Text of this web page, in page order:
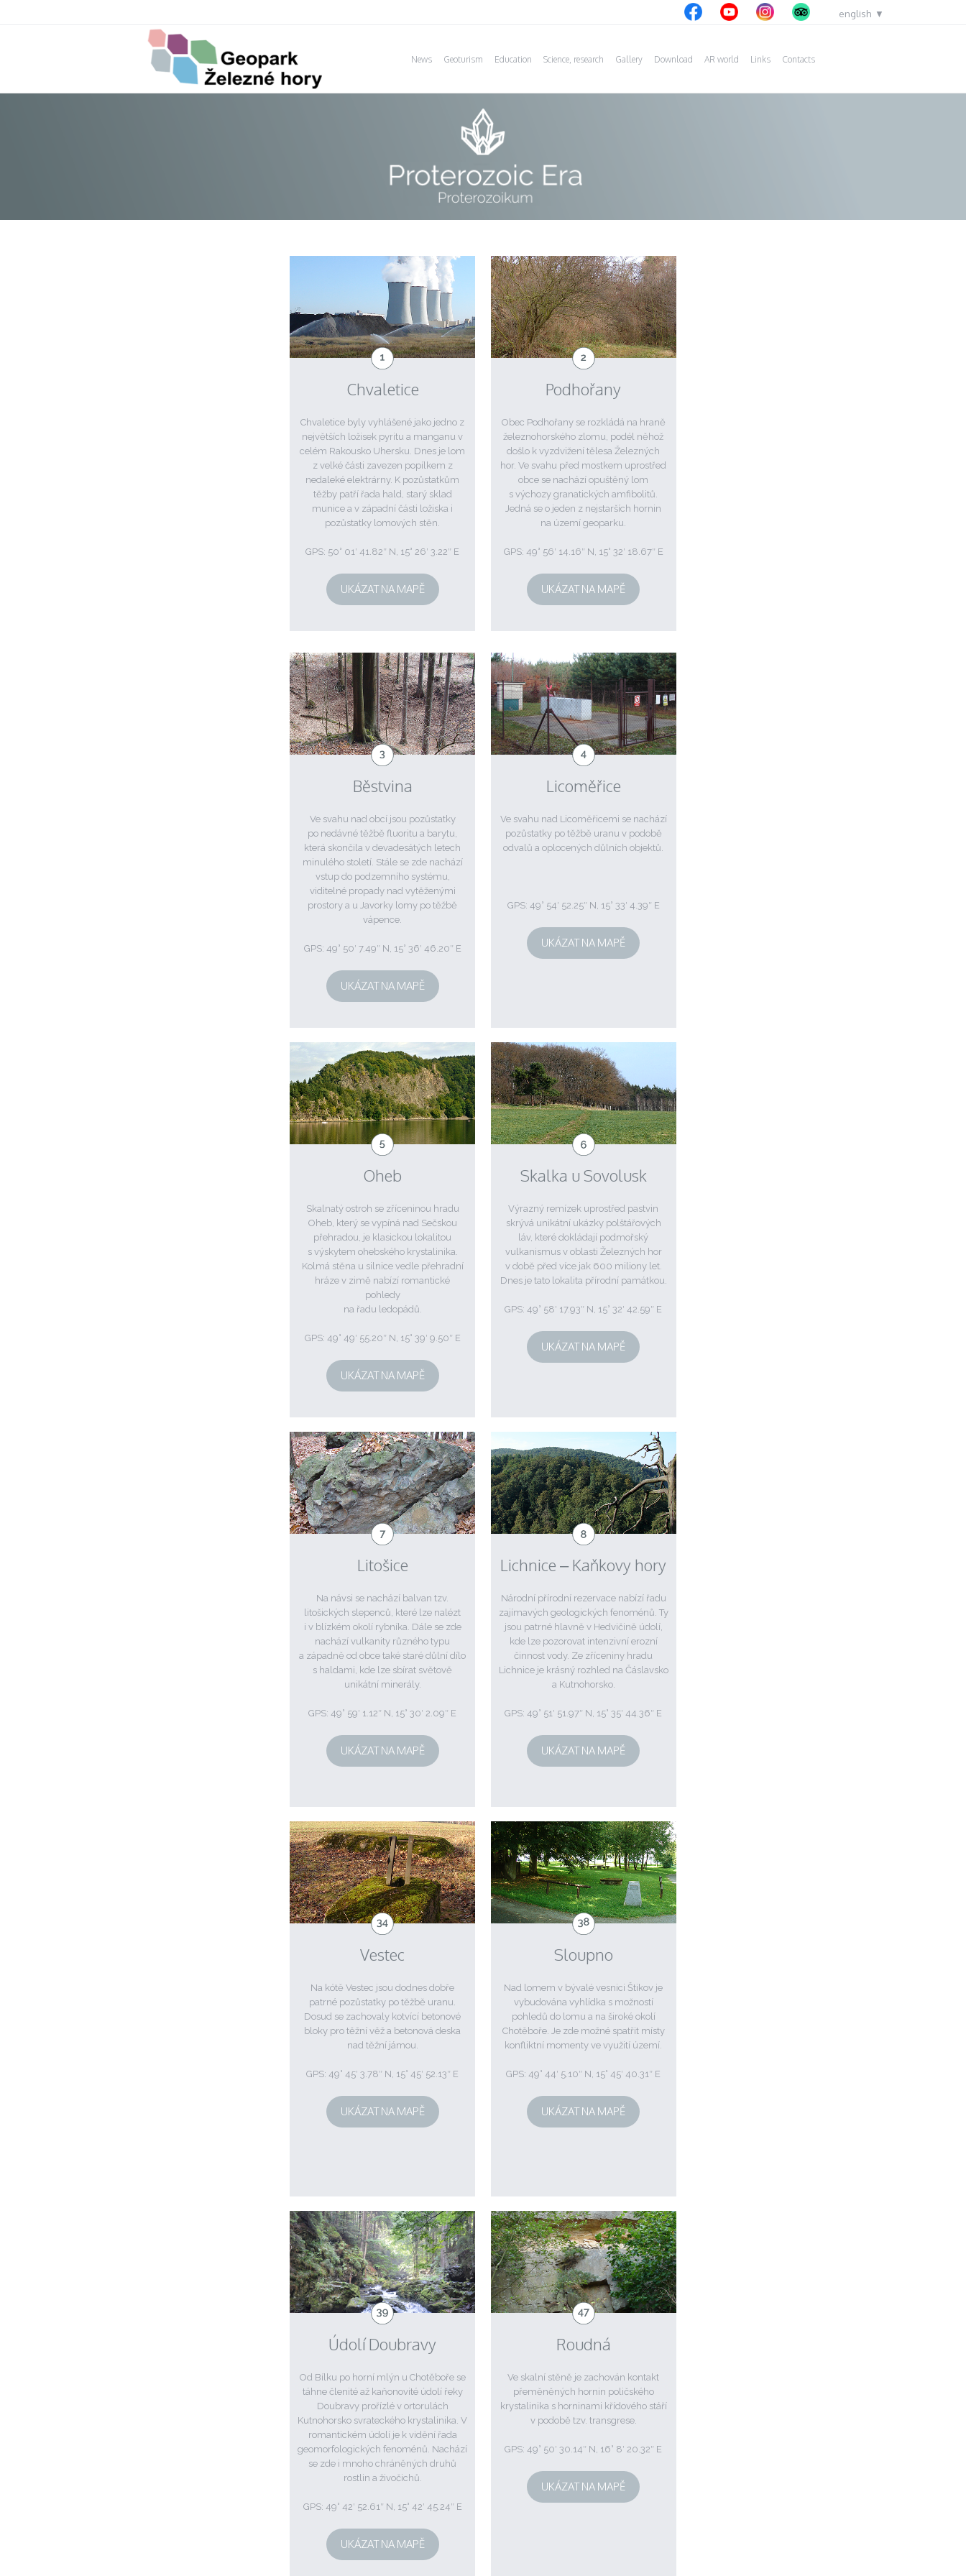
english
News Geoturism Education Science, research Gallery Download AR world Links Contacts
Chvaletice
Chvaletice byly vyhlášené jako jedno z
největších ložisek pyritu a manganu v
celém Rakousko Uhersku. Dnes je lom
z velké části zavezen popílkem z
nedaleké elektrárny. K pozůstatkům
těžby patří řada hald, starý sklad
munice a v západní části ložiska i
pozůstatky lomových stěn.
GPS: 50° 01′ 41.82″ N, 15° 26′ 3.22″ E
UKÁZAT NA MAPĚ
Podhořany
Obec Podhořany se rozkládá na hraně
železnohorského zlomu, podél něhož
došlo k vyzdvižení tělesa Železných
hor. Ve svahu před mostkem uprostřed
obce se nachází opuštěný lom
s výchozy granatických amfibolitů.
Jedná se o jeden z nejstarších hornin
na území geoparku.
GPS: 49° 56′ 14.16″ N, 15° 32′ 18.67″ E
UKÁZAT NA MAPĚ
Běstvina
Ve svahu nad obcí jsou pozůstatky
po nedávné těžbě fluoritu a barytu,
která skončila v devadesátých letech
minulého století. Stále se zde nachází
vstup do podzemního systému,
viditelné propady nad vytěženými
prostory a u Javorky lomy po těžbě
vápence.
GPS: 49° 50′ 7.49″ N, 15° 36′ 46.20″ E
UKÁZAT NA MAPĚ
Licoměřice
Ve svahu nad Licoměřicemi se nachází
pozůstatky po těžbě uranu v podobě
odvalů a oplocených důlních objektů.
GPS: 49° 54′ 52.25″ N, 15° 33′ 4.39″ E
UKÁZAT NA MAPĚ
Oheb
Skalnatý ostroh se zříceninou hradu
Oheb, který se vypíná nad Sečskou
přehradou, je klasickou lokalitou
s výskytem ohebského krystalinika.
Kolmá stěna u silnice vedle přehradní
hráze v zimě nabízí romantické
pohledy
na řadu ledopádů.
GPS: 49° 49′ 55.20″ N, 15° 39′ 9.50″ E
UKÁZAT NA MAPĚ
Skalka u Sovolusk
Výrazný remízek uprostřed pastvin
skrývá unikátní ukázky polštářových
láv, které dokládají podmořský
vulkanismus v oblasti Železných hor
v době před více jak 600 miliony let.
Dnes je tato lokalita přírodní památkou.
GPS: 49° 58′ 17.93″ N, 15° 32′ 42.59″ E
UKÁZAT NA MAPĚ
Litošice
Na návsi se nachází balvan tzv.
litošických slepenců, které lze nalézt
i v blízkém okolí rybníka. Dále se zde
nachází vulkanity různého typu
a západně od obce také staré důlní dílo
s haldami, kde lze sbírat světově
unikátní minerály.
GPS: 49° 59′ 1.12″ N, 15° 30′ 2.09″ E
UKÁZAT NA MAPĚ
Lichnice – Kaňkovy hory
Národní přírodní rezervace nabízí řadu
zajímavých geologických fenoménů. Ty
jsou patrné hlavně v Hedvičině údolí,
kde lze pozorovat intenzivní erozní
činnost vody. Ze zříceniny hradu
Lichnice je krásný rozhled na Čáslavsko
a Kutnohorsko.
GPS: 49° 51′ 51.97″ N, 15° 35′ 44.36″ E
UKÁZAT NA MAPĚ
Vestec
Na kótě Vestec jsou dodnes dobře
patrné pozůstatky po těžbě uranu.
Dosud se zachovaly kotvící betonové
bloky pro těžní věž a betonová deska
nad těžní jámou.
GPS: 49° 45′ 3.78″ N, 15° 45′ 52.13″ E
UKÁZAT NA MAPĚ
Sloupno
Nad lomem v bývalé vesnici Štikov je
vybudována vyhlídka s možností
pohledů do lomu a na široké okolí
Chotěboře. Je zde možné spatřit místy
konfliktní momenty ve využití území.
GPS: 49° 44′ 5.10″ N, 15° 45′ 40.31″ E
UKÁZAT NA MAPĚ
Údolí Doubravy
Od Bílku po horní mlýn u Chotěboře se
táhne členité až kaňonovité údolí řeky
Doubravy prořízlé v ortorulách
Kutnohorsko svrateckého krystalinika. V
romantickém údolí je k vidění řada
geomorfologických fenoménů. Nachází
se zde i mnoho chráněných druhů
rostlin a živočichů.
GPS: 49° 42′ 52.61″ N, 15° 42′ 45.24″ E
UKÁZAT NA MAPĚ
Roudná
Ve skalní stěně je zachován kontakt
přeměněných hornin poličského
krystalinika s horninami křídového stáří
v podobě tzv. transgrese.
GPS: 49° 50′ 30.14″ N, 16° 8′ 20.32″ E
UKÁZAT NA MAPĚ